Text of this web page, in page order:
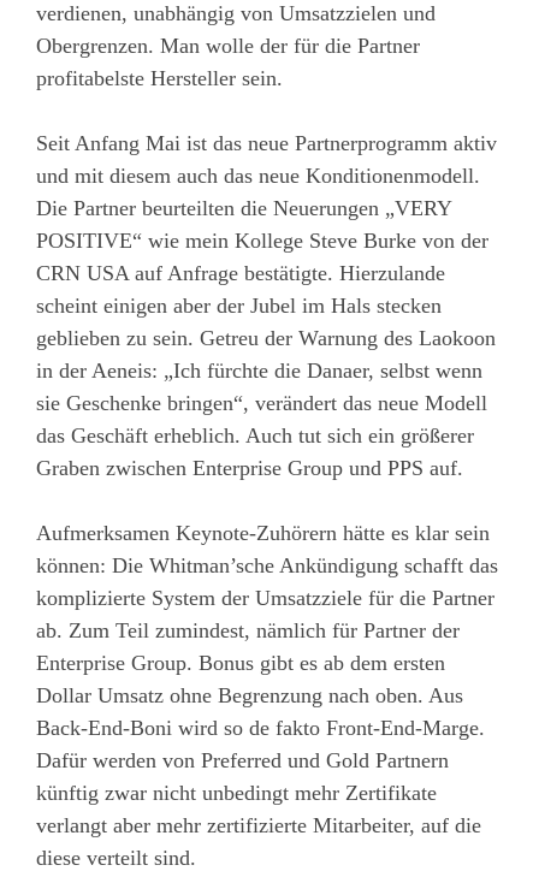
verdienen, unabhängig von Umsatzzielen und
Obergrenzen. Man wolle der für die Partner
profitabelste Hersteller sein.
Seit Anfang Mai ist das neue Partnerprogramm aktiv
und mit diesem auch das neue Konditionenmodell.
Die Partner beurteilten die Neuerungen „VERY
POSITIVE“ wie mein Kollege Steve Burke von der
CRN USA auf Anfrage bestätigte. Hierzulande
scheint einigen aber der Jubel im Hals stecken
geblieben zu sein. Getreu der Warnung des Laokoon
in der Aeneis: „Ich fürchte die Danaer, selbst wenn
sie Geschenke bringen“, verändert das neue Modell
das Geschäft erheblich. Auch tut sich ein größerer
Graben zwischen Enterprise Group und PPS auf.
Aufmerksamen Keynote-Zuhörern hätte es klar sein
können: Die Whitman’sche Ankündigung schafft das
komplizierte System der Umsatzziele für die Partner
ab. Zum Teil zumindest, nämlich für Partner der
Enterprise Group. Bonus gibt es ab dem ersten
Dollar Umsatz ohne Begrenzung nach oben. Aus
Back-End-Boni wird so de fakto Front-End-Marge.
Dafür werden von Preferred und Gold Partnern
künftig zwar nicht unbedingt mehr Zertifikate
verlangt aber mehr zertifizierte Mitarbeiter, auf die
diese verteilt sind.